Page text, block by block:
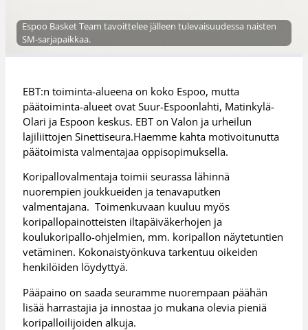
Espoo Basket Team tavoittelee jälleen tulevaisuudessa naisten
SM-sarjapaikkaa.
EBT:n toiminta-alueena on koko Espoo, mutta
päätoiminta-alueet ovat Suur-Espoonlahti, Matinkylä-
Olari ja Espoon keskus. EBT on Valon ja urheilun
lajiliittojen Sinettiseura.Haemme kahta motivoitunutta
päätoimista valmentajaa oppisopimuksella.
Koripallovalmentaja toimii seurassa lähinnä
nuorempien joukkueiden ja tenavaputken
valmentajana. Toimenkuvaan kuuluu myös
koripallopainotteisten iltapäiväkerhojen ja
koulukoripallo-ohjelmien, mm. koripallon näytetuntien
vetäminen. Kokonaistyönkuva tarkentuu oikeiden
henkilöiden löydyttyä.
Pääpaino on saada seuramme nuorempaan päähän
lisää harrastajia ja innostaa jo mukana olevia pieniä
koripalloilijoiden alkuja.